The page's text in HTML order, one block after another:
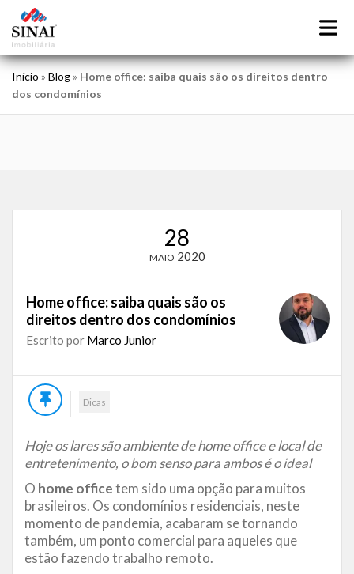
Início » Blog» Home office: saiba quais são os direitos dentro
dos condomínios
28
MAIO 2020
Home office: saiba quais são os
direitos dentro dos condomínios
Escrito por Marco Junior
Dicas
Hoje os lares são ambiente de home office e local de
entretenimento, o bom senso para ambos é o ideal
O home officetem sido uma opção para muitos
brasileiros. Os condomínios residenciais, neste
momento de pandemia, acabaram se tornando
também, um ponto comercial para aqueles que
estão fazendo trabalho remoto.